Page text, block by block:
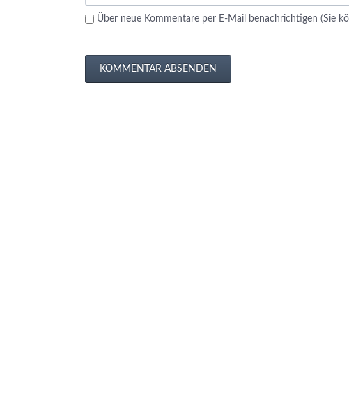
Über neue Kommentare per E-Mail benachrichtigen (Sie
KOMMENTAR ABSENDEN